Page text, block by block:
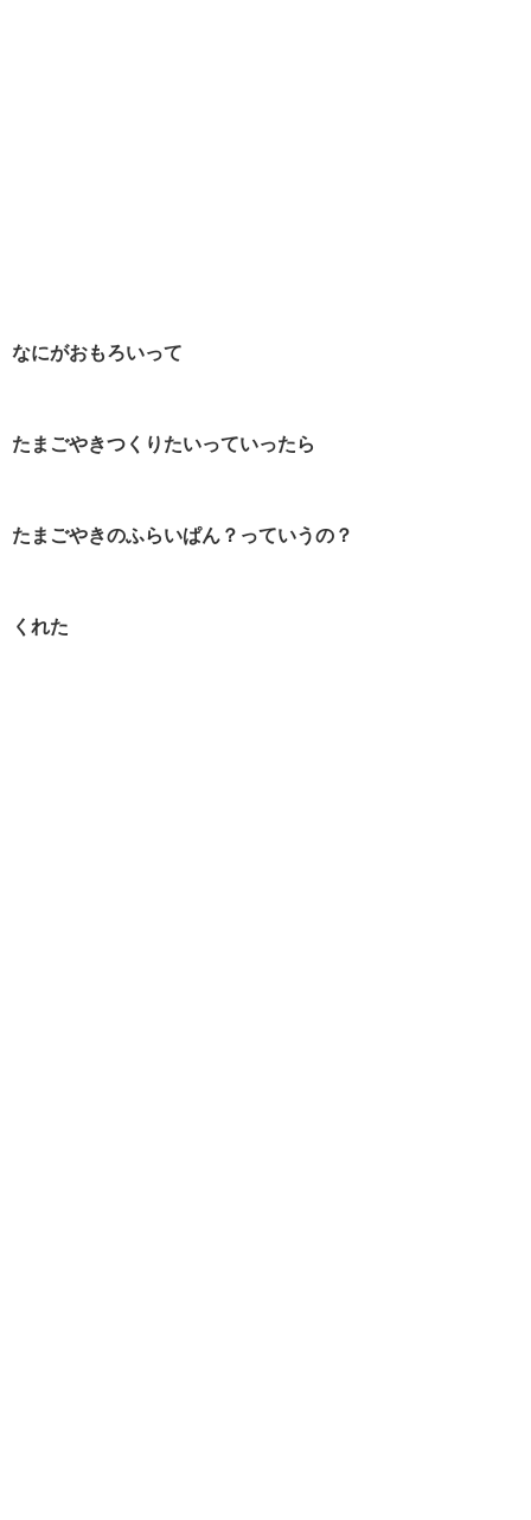
なにがおもろいって
たまごやきつくりたいっていったら
たまごやきのふらいぱん？っていうの？
くれた